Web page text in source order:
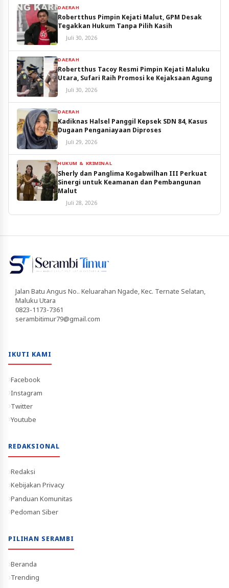
DAERAH
Robertthus Pimpin Kejati Malut, GPM Desak
Tegakkan Hukum Tanpa Pilih Kasih
Juli 30, 2026
DAERAH
Robertthus Tacoy Resmi Pimpin Kejati Maluku
Utara, Sufari Raih Promosi ke Kejaksaan Agung
Juli 30, 2026
DAERAH
Kadiknas Halsel Panggil Kepsek SDN 84, Kasus
Dugaan Penganiayaan Diproses
Juli 29, 2026
HUKUM & KRIMINAL
Sherly dan Panglima Kogabwilhan III Perkuat
Sinergi untuk Keamanan dan Pembangunan
Malut
Juli 28, 2026
Jalan Batu Angus No.. Keluarahan Ngade, Kec. Ternate Selatan,
Maluku Utara
0823-1173-7361
serambitimur79@gmail.com
IKUTI KAMI
Facebook
Instagram
Twitter
Youtube
REDAKSIONAL
Redaksi
Kebijakan Privacy
Panduan Komunitas
Pedoman Siber
PILIHAN SERAMBI
Beranda
Trending